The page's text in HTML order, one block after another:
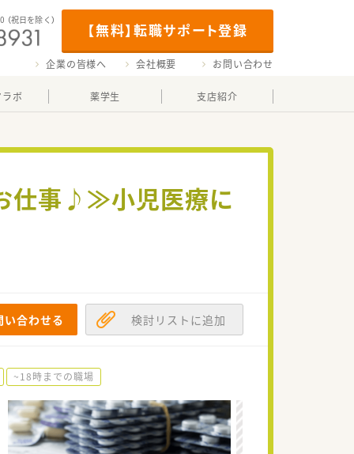
【無料】転職サポート登録
（祝日を除く）
企業の皆様へ 会社概要 お問い合わせ
ボ 薬学生 支店紹介
仕事♪≫小児医療に
い合わせる 検討リストに追加
~18時までの職場